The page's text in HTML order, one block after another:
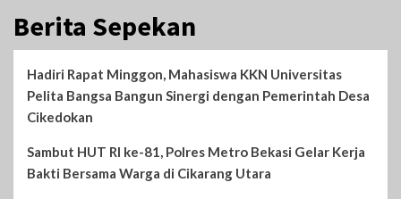
Berita Sepekan
Hadiri Rapat Minggon, Mahasiswa KKN Universitas
Pelita Bangsa Bangun Sinergi dengan Pemerintah Desa
Cikedokan
Sambut HUT RI ke-81, Polres Metro Bekasi Gelar Kerja
Bakti Bersama Warga di Cikarang Utara